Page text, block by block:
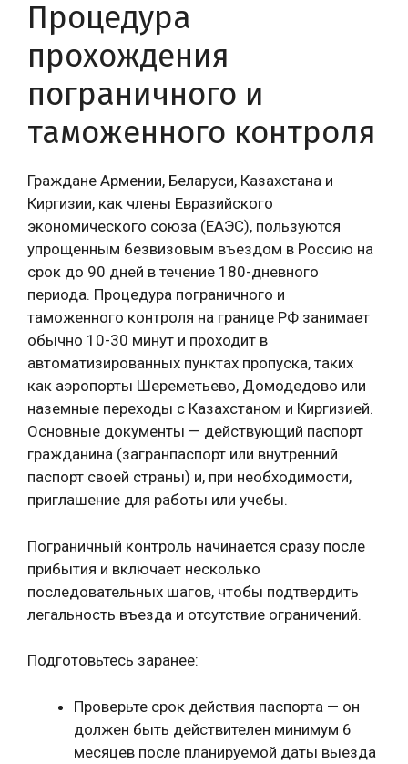
Процедура
прохождения
пограничного и
таможенного контроля
Граждане Армении, Беларуси, Казахстана и
Киргизии, как члены Евразийского
экономического союза (ЕАЭС), пользуются
упрощенным безвизовым въездом в Россию на
срок до 90 дней в течение 180-дневного
периода. Процедура пограничного и
таможенного контроля на границе РФ занимает
обычно 10-30 минут и проходит в
автоматизированных пунктах пропуска, таких
как аэропорты Шереметьево, Домодедово или
наземные переходы с Казахстаном и Киргизией.
Основные документы — действующий паспорт
гражданина (загранпаспорт или внутренний
паспорт своей страны) и, при необходимости,
приглашение для работы или учебы.
Пограничный контроль начинается сразу после
прибытия и включает несколько
последовательных шагов, чтобы подтвердить
легальность въезда и отсутствие ограничений.
Подготовьтесь заранее:
Проверьте срок действия паспорта — он
должен быть действителен минимум 6
месяцев после планируемой даты выезда